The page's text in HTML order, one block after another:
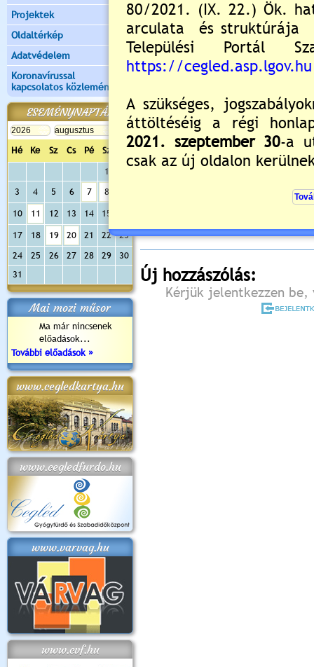
Projektek
Oldaltérkép
Adatvédelem
Koronavírussal
kapcsolatos közlemények
ESEMÉNYNAPTÁR
Hé Ke Sz Cs Pé Sz
Va
1
3
4 5 6 7 8
10 11 12 13 14 15
17 18 19 20 21 22
23
24
25 26 27 28 29
30
31
Mai mozi műsor
Ma már nincsenek
előadások...
További előadások »
www.cegledkartya.hu
www.cegledfurdo.hu
www.varvag.hu
www.cvf.hu
Még nincsenek hozzászólások
Új hozzászólás:
Kérjük jelentkezzen be,